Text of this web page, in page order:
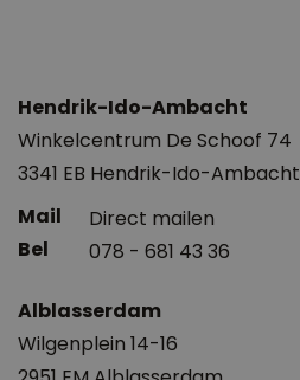
Hendrik-Ido-Ambacht
Winkelcentrum De Schoof 74
3341 EB Hendrik-Ido-Ambacht
Direct mailen
078 - 681 43 36
Alblasserdam
Wilgenplein 14-16